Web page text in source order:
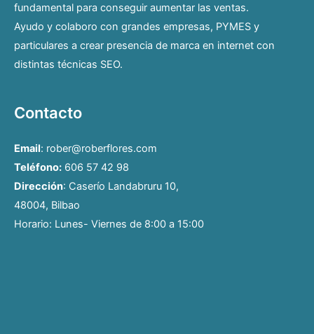
fundamental para conseguir aumentar las ventas.
Ayudo y colaboro con grandes empresas, PYMES y
particulares a crear presencia de marca en internet con
distintas técnicas SEO.
Contacto
Email: rober@roberflores.com
Teléfono: 606 57 42 98
Dirección: Caserío Landabruru 10,
48004, Bilbao
Horario: Lunes- Viernes de 8:00 a 15:00